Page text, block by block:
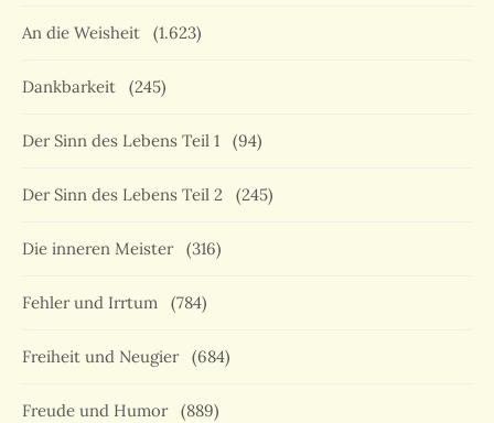
An die Weisheit (1.623)
Dankbarkeit (245)
Der Sinn des Lebens Teil 1 (94)
Der Sinn des Lebens Teil 2 (245)
Die inneren Meister (316)
Fehler und Irrtum (784)
Freiheit und Neugier (684)
Freude und Humor (889)